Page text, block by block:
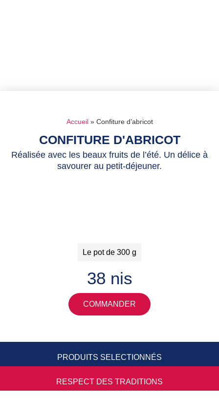
Accueil» Confiture d’abricot
CONFITURE D'ABRICOT
Réalisée avec les beaux fruits de l’été. Un délice à
savourer au petit-déjeuner.
Le pot de 300 g
38 nis
COMMANDER
PRODUITS SELECTIONNÉS
RESPECT DES TRADITIONS